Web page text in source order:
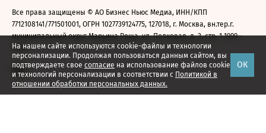
На нашем сайте используются cookie-файлы и технологии
персонализации. Продолжая пользоваться данным сайтом, вы
подтверждаете свое согласие на использование файлов cookie
и технологий персонализации в соответствии с Политикой в
отношении обработки персональных данных.
ОК
Все права защищены © АО Бизнес Ньюс Медиа, ИНН/КПП
7712108141/771501001, ОГРН 1027739124775, 127018, г. Москва, вн.тер.г.
муниципальный округ Марьина Роща, ул. Полковая, д. 3, стр. 1 1999—
2026